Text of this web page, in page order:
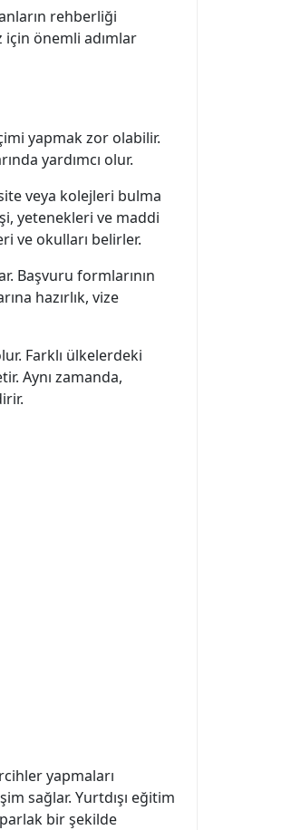
rehberliği
için önemli adımlar
yapmak zor olabilir.
yardımcı olur.
veya kolejleri bulma
yetenekleri ve maddi
ve okulları belirler.
Başvuru formlarının
hazırlık, vize
Farklı ülkelerdeki
Aynı zamanda,
yapmaları
sağlar. Yurtdışı eğitim
bir şekilde